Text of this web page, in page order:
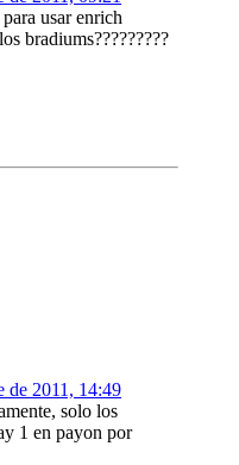
usar enrich
bradiums?????????
de 2011, 14:49
solo los
1 en payon por